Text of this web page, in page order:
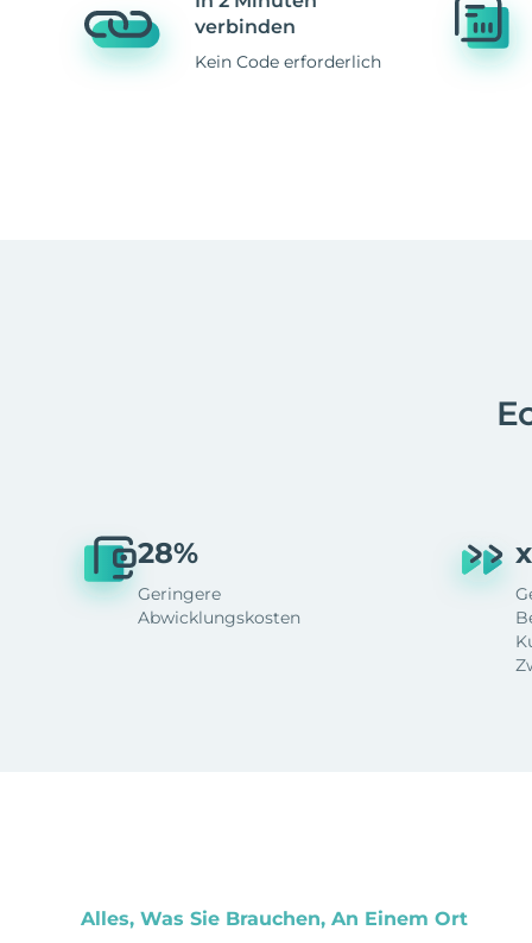
verbinden
Kein Code erforderlich
28%
Geringere
Abwicklungskosten
Alles, Was Sie Brauchen, An Einem Ort